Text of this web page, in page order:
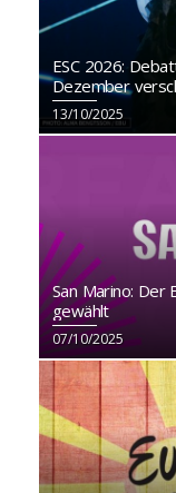
ESC 2026:
Dezember
13/10/2025
San Marino: Der
gewählt
07/10/2025